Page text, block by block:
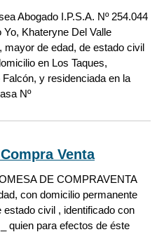
Abogado I.P.S.A. Nº 254.044
Khateryne Del Valle
de edad, de estado civil
en Los Taques,
y residenciada en la
Nº
Venta
DE COMPRAVENTA
con domicilio permanente
civil , identificado con
quien para efectos de éste